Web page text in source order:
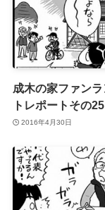
成木の家ファン
トレポートその25
2016年4月30日